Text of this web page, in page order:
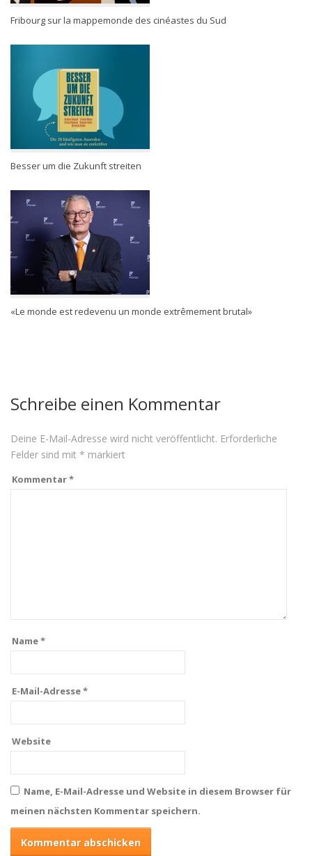
Fribourg sur la mappemonde des cinéastes du Sud
Besser um die Zukunft streiten
«Le monde est redevenu un monde extrêmement brutal»
Schreibe einen Kommentar
Deine E-Mail-Adresse wird nicht veröffentlicht. Erforderliche
Felder sind mit * markiert
Kommentar*
Name*
E-Mail-Adresse*
Website
Name, E-Mail-Adresse und Website in diesem Browser für
meinen nächsten Kommentar speichern.